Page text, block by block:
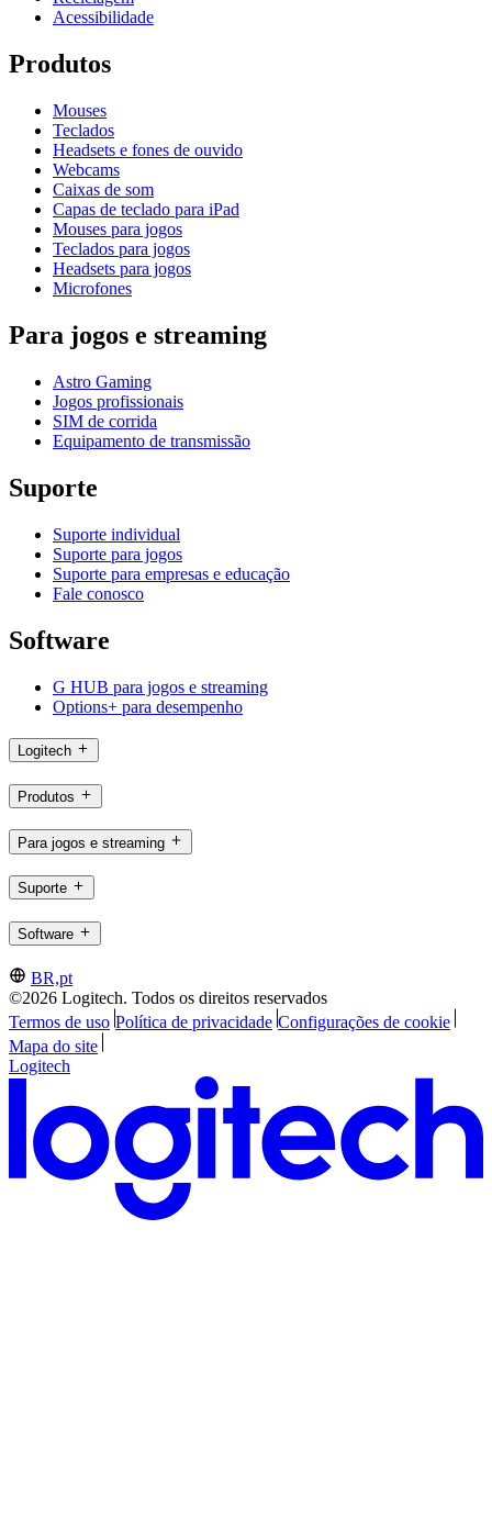
Acessibilidade
Produtos
Mouses
Teclados
Headsets e fones de ouvido
Webcams
Caixas de som
Capas de teclado para iPad
Mouses para jogos
Teclados para jogos
Headsets para jogos
Microfones
Para jogos e streaming
Astro Gaming
Jogos profissionais
SIM de corrida
Equipamento de transmissão
Suporte
Suporte individual
Suporte para jogos
Suporte para empresas e educação
Fale conosco
Software
G HUB para jogos e streaming
Options+ para desempenho
Logitech
Produtos
Para jogos e streaming
Suporte
Software
BR,pt
©2026 Logitech. Todos os direitos reservados
Termos de uso Política de privacidade Configurações de cookie
Mapa do site
Logitech